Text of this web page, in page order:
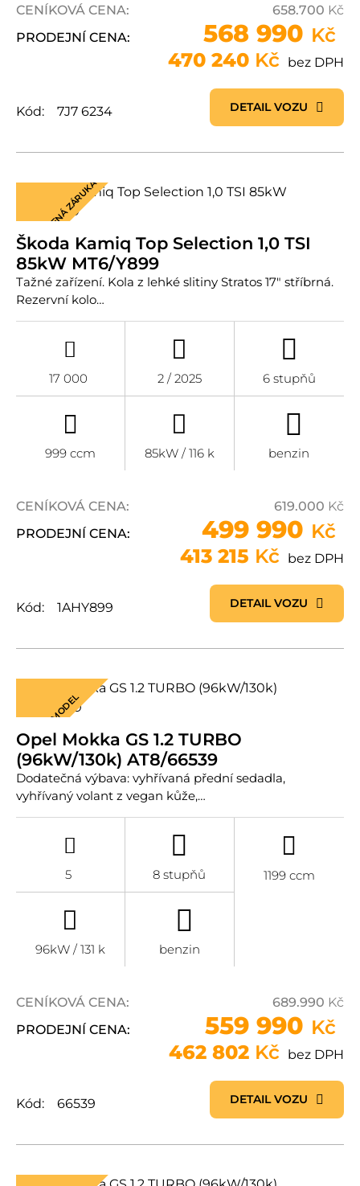
CENÍKOVÁ CENA: 658.700 Kč
PRODEJNÍ CENA:
568 990 Kč
470 240 Kč bez DPH
Kód: 7J7 6234 DETAIL VOZU
PRODLOUŽENÁ ZÁRUKA
Škoda Kamiq Top Selection 1,0 TSI
85kW MT6/Y899
Tažné zařízení. Kola z lehké slitiny Stratos 17" stříbrná.
Rezervní kolo…
17 000 2 / 2025 6 stupňů
999 ccm 85kW / 116 k benzin
CENÍKOVÁ CENA: 619.000 Kč
PRODEJNÍ CENA:
499 990 Kč
413 215 Kč bez DPH
Kód: 1AHY899 DETAIL VOZU
NOVÝ MODEL
Opel Mokka GS 1.2 TURBO
(96kW/130k) AT8/66539
Dodatečná výbava: vyhřívaná přední sedadla,
vyhřívaný volant z vegan kůže,…
5 8 stupňů 1199 ccm
96kW / 131 k benzin
CENÍKOVÁ CENA: 689.990 Kč
PRODEJNÍ CENA:
559 990 Kč
462 802 Kč bez DPH
Kód: 66539 DETAIL VOZU